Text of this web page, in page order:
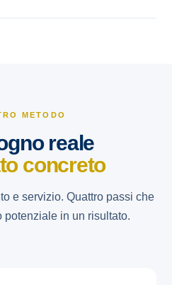
METODO
reale
concreto
e servizio. Quattro passi che
potenziale in un risultato.